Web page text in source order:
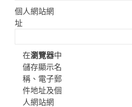
個人網站網
址
在瀏覽器中
儲存顯示名
稱、電子郵
件地址及個
人網站網